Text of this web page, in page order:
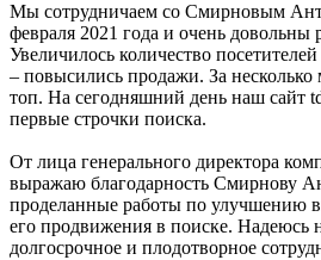
Мы сотрудничаем со Смирновым
февраля 2021 года и очень довольны
Увеличилось количество
– повысились продажи. За несколько
топ. На сегодняшний день наш сайт
первые строчки поиска.
От лица генерального директора
выражаю благодарность Смирнову
проделанные работы по улучшению
его продвижения в поиске. Надеюсь
долгосрочное и плодотворное